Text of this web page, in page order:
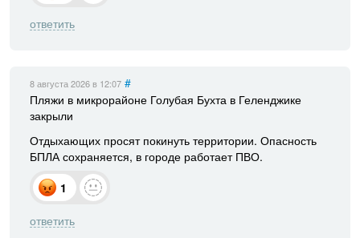
ответить
8 августа 2026 в 12:07 #
Пляжи в микрорайоне Голубая Бухта в Геленджике
закрыли
Отдыхающих просят покинуть территории. Опасность
БПЛА сохраняется, в городе работает ПВО.
1
ответить